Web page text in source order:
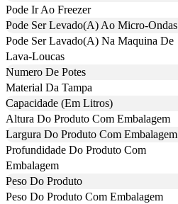
Pode Ir Ao Freezer
Pode Ser Levado(A) Ao Micro-Ondas
Pode Ser Lavado(A) Na Maquina De
Lava-Loucas
Numero De Potes
Material Da Tampa
Capacidade (Em Litros)
Altura Do Produto Com Embalagem
Largura Do Produto Com Embalagem
Profundidade Do Produto Com
Embalagem
Peso Do Produto
Peso Do Produto Com Embalagem